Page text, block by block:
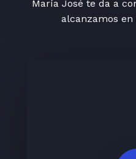
María José te da a
alcanzamos
Play